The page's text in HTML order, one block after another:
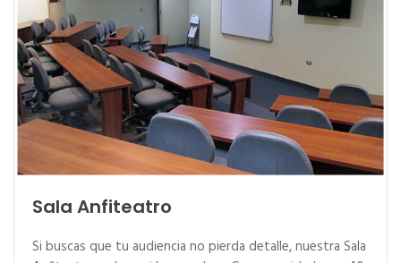
Sala Anfiteatro
Si buscas que tu audiencia no pierda detalle, nuestra Sala